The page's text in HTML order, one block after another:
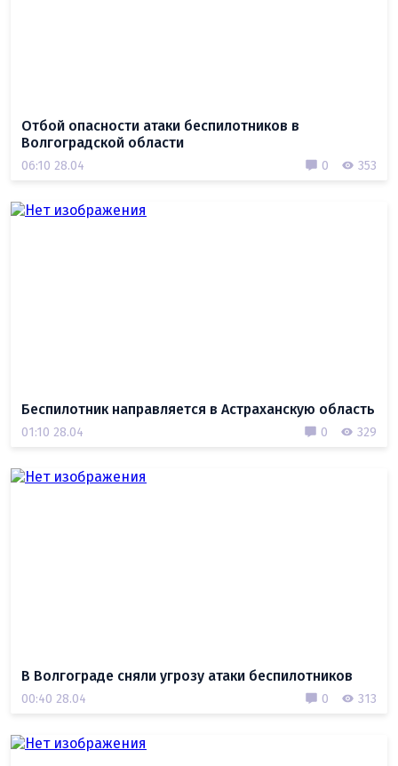
Отбой опасности атаки беспилотников в
Волгоградской области
06:10 28.04 0 353
Беспилотник направляется в Астраханскую область
01:10 28.04 0 329
В Волгограде сняли угрозу атаки беспилотников
00:40 28.04 0 313